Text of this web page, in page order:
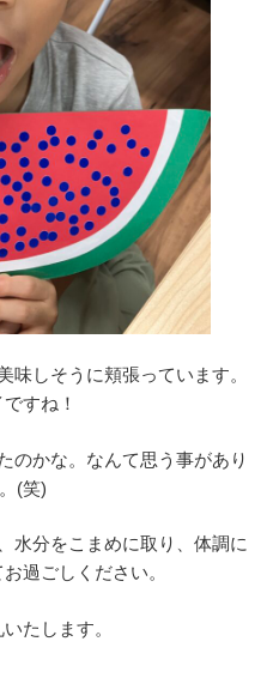
味しそうに頬張っています。
すね！
のかな。なんて思う事があり
(笑)
水分をこまめに取り、体調に
過ごしください。
たします。